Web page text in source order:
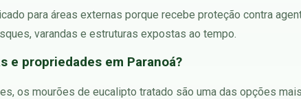
para áreas externas porque recebe proteção contra
varandas e estruturas expostas ao tempo.
e propriedades em Paranoá?
os mourões de eucalipto tratado são uma das opções